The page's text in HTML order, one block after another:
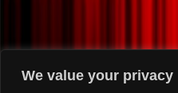
We value your privacy